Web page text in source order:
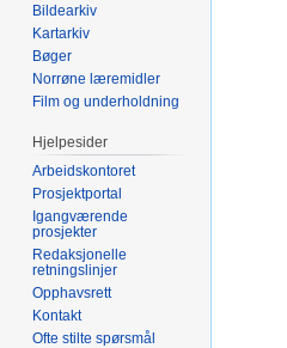
Bildearkiv
Kartarkiv
Bøger
Norrøne læremidler
Film og underholdning
Hjelpesider
Arbeidskontoret
Prosjektportal
Igangværende
prosjekter
Redaksjonelle
retningslinjer
Opphavsrett
Kontakt
Ofte stilte spørsmål